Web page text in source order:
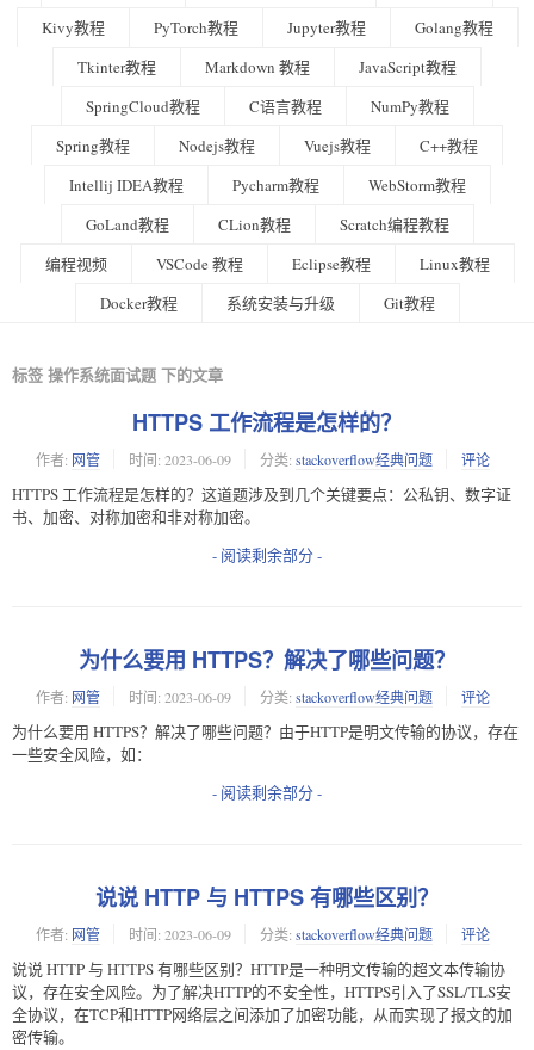
Kivy教程
PyTorch教程 Jupyter教程
Golang教程
Tkinter教程
Markdown 教程
JavaScript教程
SpringCloud教程
C语言教程
NumPy教程
Spring教程
Nodejs教程 Vuejs教程
C++教程
Intellij IDEA教程
Pycharm教程
WebStorm教程
GoLand教程
CLion教程
Scratch编程教程
编程视频
VSCode 教程 Eclipse教程
Linux教程
Docker教程
系统安装与升级 Git教程
标签 操作系统面试题 下的文章
HTTPS 工作流程是怎样的？
作者: 网管 时间: 2023-06-09 分类: stackoverflow经典问题 评论
HTTPS 工作流程是怎样的？这道题涉及到几个关键要点：公私钥、数字证
书、加密、对称加密和非对称加密。
- 阅读剩余部分 -
为什么要用 HTTPS？解决了哪些问题？
作者: 网管 时间: 2023-06-09 分类: stackoverflow经典问题 评论
为什么要用 HTTPS？解决了哪些问题？由于HTTP是明文传输的协议，存在
一些安全风险，如：
- 阅读剩余部分 -
说说 HTTP 与 HTTPS 有哪些区别？
作者: 网管 时间: 2023-06-09 分类: stackoverflow经典问题 评论
说说 HTTP 与 HTTPS 有哪些区别？HTTP是一种明文传输的超文本传输协
议，存在安全风险。为了解决HTTP的不安全性，HTTPS引入了SSL/TLS安
全协议，在TCP和HTTP网络层之间添加了加密功能，从而实现了报文的加
密传输。